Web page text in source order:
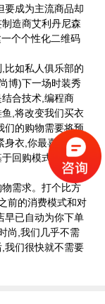
成为主流商品却
造商艾利丹尼森
个个性化二维码
比如私人俱乐部的
博)下一场时装秀
合技术,编程商
,将改变我们买衣
们的购物需要将预
身衣,你最喜欢的在
回购模式和估计
需求。打个比方
前的消费模式和对
早已自动为你下单
尚,我们几乎不需
我们很快就不需要